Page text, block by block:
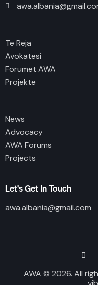
Te Reja
Avokatesi
Forumet AWA
Projekte
News
Advocacy
AWA Forums
Projects
Let's Get In Touch
awa.albania@gmail.com
AWA © 2026. All